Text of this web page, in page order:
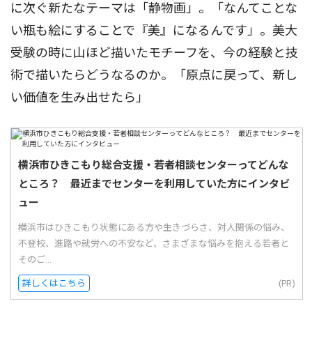
に次ぐ新たなテーマは「静物画」。「なんてことな
い瓶も絵にすることで『美』になるんです」。美大
受験の時に山ほど描いたモチーフを、今の経験と技
術で描いたらどうなるのか。「原点に戻って、新し
い価値を生み出せたら」
横浜市ひきこもり総合支援・若者相談センターってどんな
ところ？ 最近までセンターを利用していた方にインタビ
ュー
横浜市はひきこもり状態にある方や生きづらさ、対人関係の悩み、
不登校、進路や就労への不安など、さまざまな悩みを抱える若者と
そのご...
詳しくはこちら (PR)